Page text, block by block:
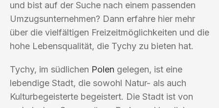
und bist auf der Suche nach einem passenden
Umzugsunternehmen? Dann erfahre hier mehr
über die vielfältigen Freizeitmöglichkeiten und die
hohe Lebensqualität, die Tychy zu bieten hat.
Tychy, im südlichen Polen gelegen, ist eine
lebendige Stadt, die sowohl Natur- als auch
Kulturbegeisterte begeistert. Die Stadt ist von